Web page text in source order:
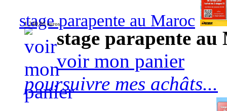
stage parapente au Maroc
1 240,00 euros
stage parapente au
voir mon panier
poursuivre mes achâts...